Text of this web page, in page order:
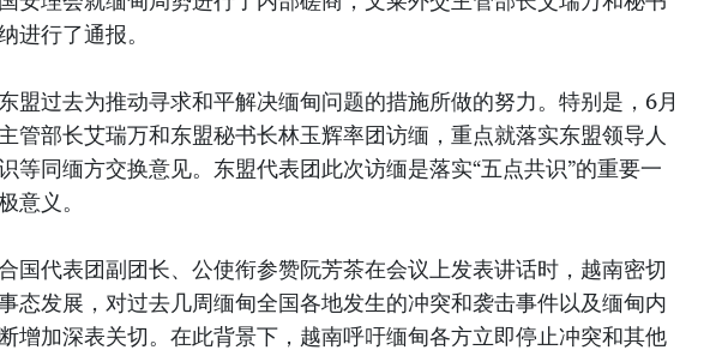
进行了通报。
盟过去为推动寻求和平解决缅甸问题的措施所做的努力。特别是，6月
管部长艾瑞万和东盟秘书长林玉辉率团访缅，重点就落实东盟领导人
等同缅方交换意见。东盟代表团此次访缅是落实“五点共识”的重要一
意义。
国代表团副团长、公使衔参赞阮芳茶在会议上发表讲话时，越南密切
态发展，对过去几周缅甸全国各地发生的冲突和袭击事件以及缅甸内
增加深表关切。在此背景下，越南呼吁缅甸各方立即停止冲突和其他